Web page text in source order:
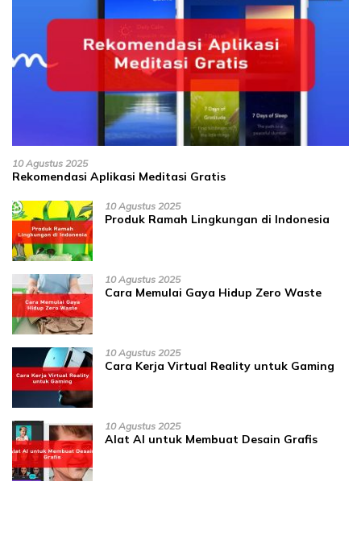
10 Agustus 2025
Rekomendasi Aplikasi Meditasi Gratis
10 Agustus 2025
Produk Ramah Lingkungan di Indonesia
10 Agustus 2025
Cara Memulai Gaya Hidup Zero Waste
10 Agustus 2025
Cara Kerja Virtual Reality untuk Gaming
10 Agustus 2025
Alat AI untuk Membuat Desain Grafis